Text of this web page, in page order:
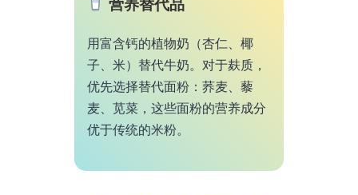
营养替代品
用富含钙的植物奶（杏仁、椰
子、米）替代牛奶。对于麸质，
优先选择替代面粉：荞麦、藜
麦、苋菜，这些面粉的营养成分
优于传统的米粉。